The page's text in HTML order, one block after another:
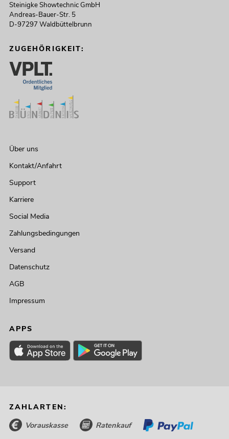
Steinigke Showtechnic GmbH
Andreas-Bauer-Str. 5
D-97297 Waldbüttelbrunn
ZUGEHÖRIGKEIT:
Über uns
Kontakt/Anfahrt
Support
Karriere
Social Media
Zahlungsbedingungen
Versand
Datenschutz
AGB
Impressum
APPS
ZAHLARTEN:
Vorauskasse Ratenkauf